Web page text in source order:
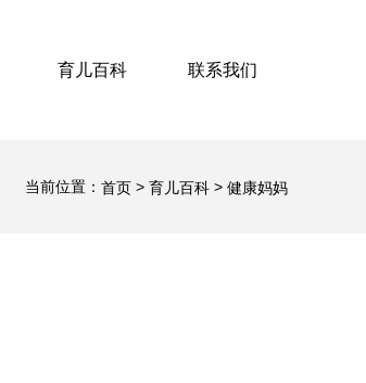
育儿百科 联系我们
当前位置： 首页 > 育儿百科 > 健康妈妈